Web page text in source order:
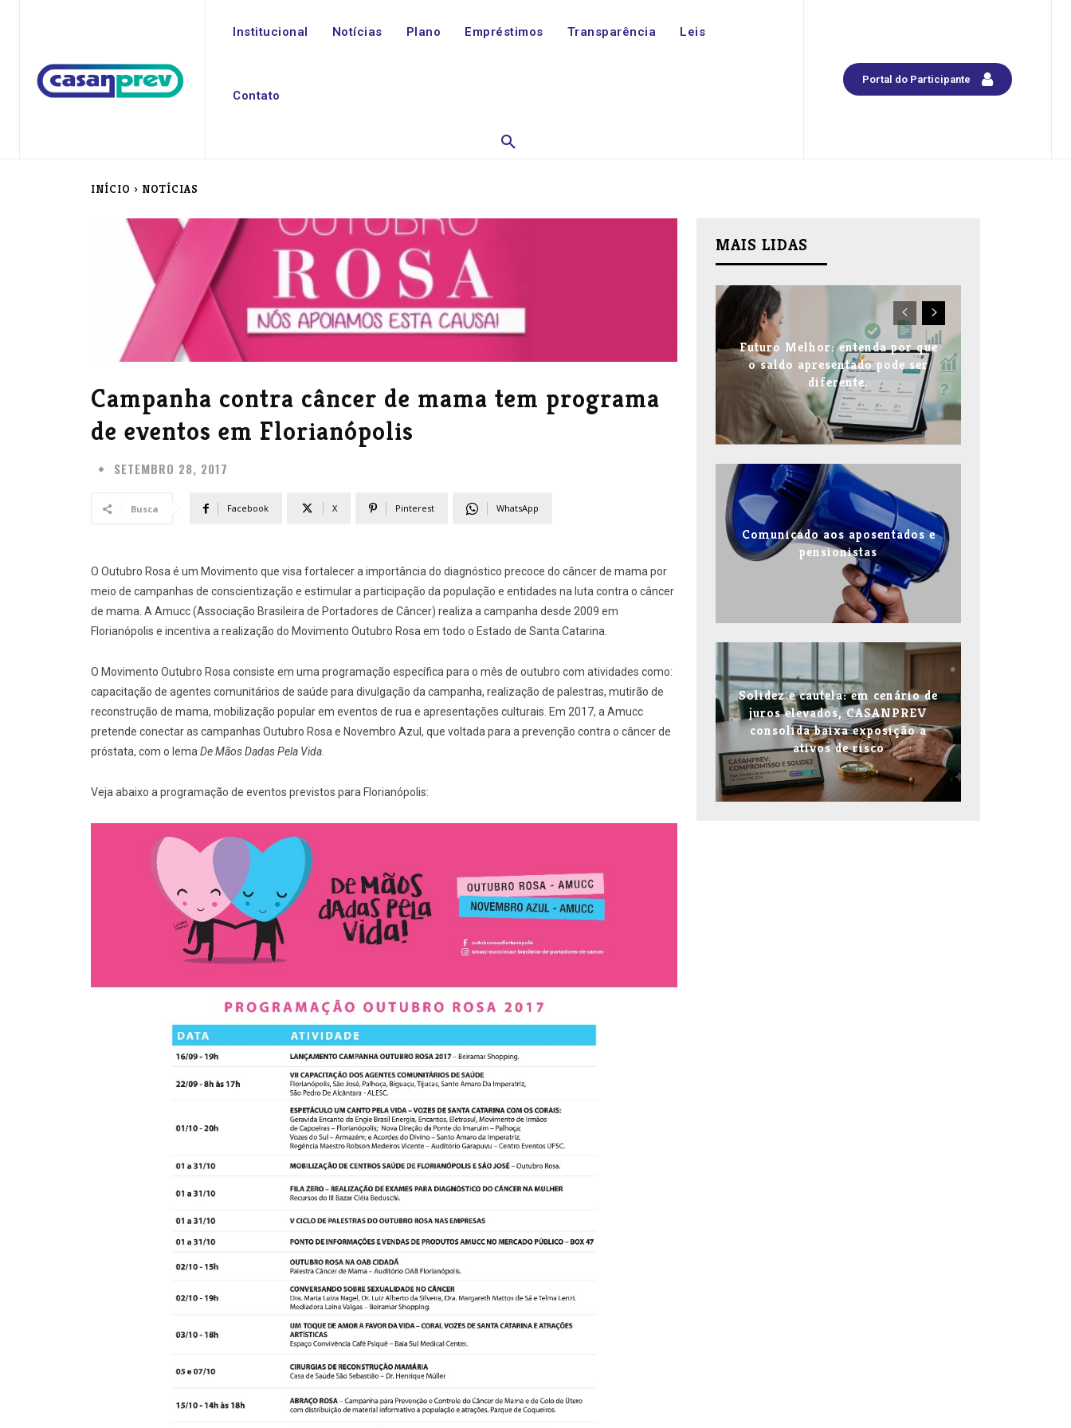
Institucional Notícias Plano Empréstimos Transparência Leis
Contato
Portal do Participante
INÍCIO NOTÍCIAS
Campanha contra câncer de mama tem programa
de eventos em Florianópolis
SETEMBRO 28, 2017
Busca Facebook X Pinterest WhatsApp
O Outubro Rosa é um Movimento que visa fortalecer a importância do diagnóstico precoce do câncer de mama por
meio de campanhas de conscientização e estimular a participação da população e entidades na luta contra o câncer
de mama. A Amucc (Associação Brasileira de Portadores de Câncer) realiza a campanha desde 2009 em
Florianópolis e incentiva a realização do Movimento Outubro Rosa em todo o Estado de Santa Catarina.
O Movimento Outubro Rosa consiste em uma programação específica para o mês de outubro com atividades como:
capacitação de agentes comunitários de saúde para divulgação da campanha, realização de palestras, mutirão de
reconstrução de mama, mobilização popular em eventos de rua e apresentações culturais. Em 2017, a Amucc
pretende conectar as campanhas Outubro Rosa e Novembro Azul, que voltada para a prevenção contra o câncer de
próstata, com o lema De Mãos Dadas Pela Vida.
Veja abaixo a programação de eventos previstos para Florianópolis:
MAIS LIDAS
Futuro Melhor: entenda por que
o saldo apresentado pode ser
diferente.
Comunicado aos aposentados e
pensionistas
Solidez e cautela: em cenário de
juros elevados, CASANPREV
consolida baixa exposição a
ativos de risco